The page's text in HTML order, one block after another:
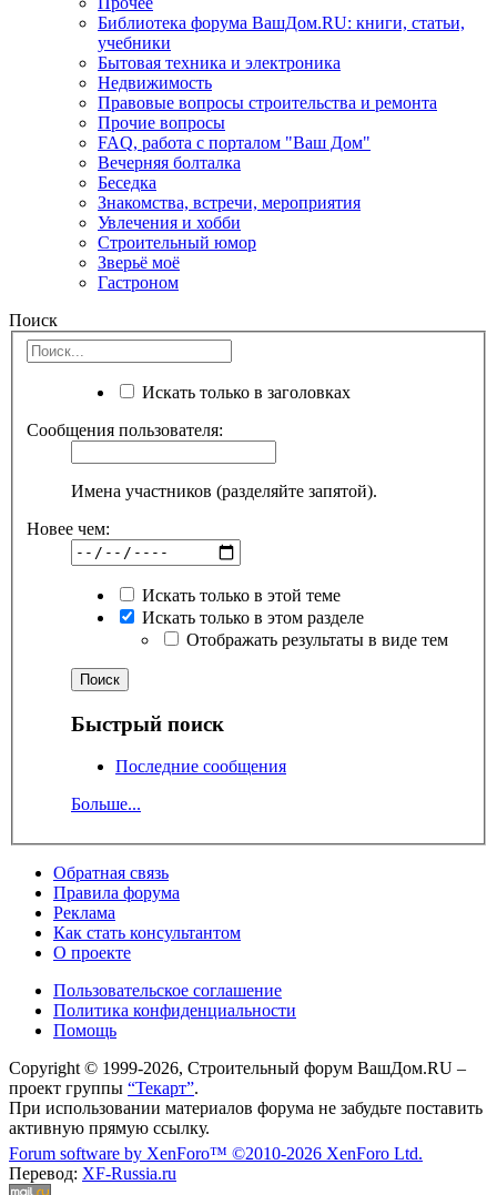
Библиотека форума ВашДом.RU: книги, статьи,
учебники
Бытовая техника и электроника
Недвижимость
Правовые вопросы строительства и ремонта
Прочие вопросы
FAQ, работа с порталом "Ваш Дом"
Вечерняя болталка
Беседка
Знакомства, встречи, мероприятия
Увлечения и хобби
Строительный юмор
Зверьё моё
Гастроном
Поиск
Искать только в заголовках
Сообщения пользователя:
Имена участников (разделяйте запятой).
Новее чем:
Искать только в этой теме
Искать только в этом разделе
Отображать результаты в виде тем
Быстрый поиск
Последние сообщения
Больше...
Обратная связь
Правила форума
Реклама
Как стать консультантом
О проекте
Пользовательское соглашение
Политика конфиденциальности
Помощь
Copyright © 1999-2026, Строительный форум ВашДом.RU –
проект группы “Текарт”.
При использовании материалов форума не забудьте поставить
активную прямую ссылку.
Forum software by XenForo™ ©2010-2026 XenForo Ltd.
Перевод: XF-Russia.ru